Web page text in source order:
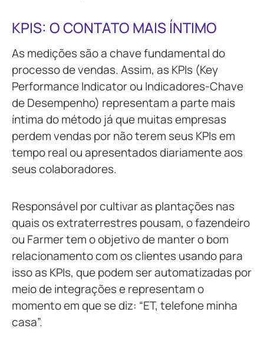
KPIS: O CONTATO MAIS ÍNTIMO
As medições são a chave fundamental do
processo de vendas. Assim, as KPIs (Key
Performance Indicator ou Indicadores-Chave
de Desempenho) representam a parte mais
íntima do método já que muitas empresas
perdem vendas por não terem seus KPIs em
tempo real ou apresentados diariamente aos
seus colaboradores.
Responsável por cultivar as plantações nas
quais os extraterrestres pousam, o fazendeiro
ou Farmer tem o objetivo de manter o bom
relacionamento com os clientes usando para
isso as KPIs, que podem ser automatizadas por
meio de integrações e representam o
momento em que se diz: “ET, telefone minha
casa”.